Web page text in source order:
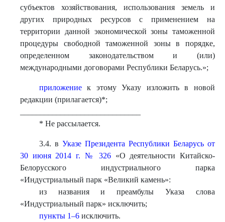
субъектов хозяйствования, использования земель и
других природных ресурсов с применением на
территории данной экономической зоны таможенной
процедуры свободной таможенной зоны в порядке,
определенном законодательством и (или)
международными договорами Республики Беларусь.»;
приложениек этому Указу изложить в новой
редакции (прилагается)*;
* Не рассылается.
3.4. в Указе Президента Республики Беларусь от
30 июня 2014 г. № 326 «О деятельности Китайско-
Белорусского индустриального парка
«Индустриальный парк «Великий камень»:
из названия и преамбулы Указа слова
«Индустриальный парк» исключить;
пункты 1–6исключить.